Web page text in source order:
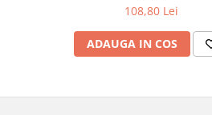
108,80 Lei
ADAUGA IN COS